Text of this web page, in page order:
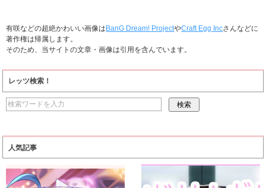
有咲などの超絶かわいい画像は BanG Dream! ProjectやCraft Egg Incさんなどに
著作権は帰属します。
そのため、当サイトの文章・画像は引用を含んでいます。
レッツ検索！
人気記事